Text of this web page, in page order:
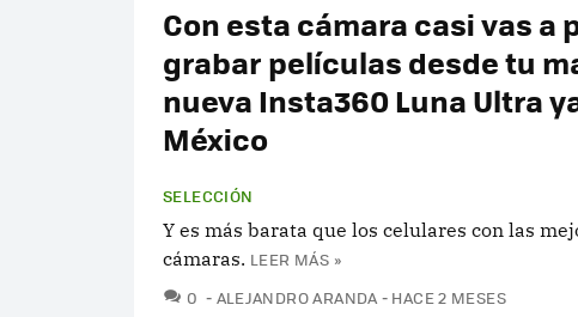
Con esta cámara casi vas a
grabar películas desde tu
nueva Insta360 Luna Ultra
México
SELECCIÓN
Y es más barata que los celulares con las
cámaras. LEER MÁS »
0 COMENTARIOS
ALEJANDRO ARANDA HACE 2 MESES